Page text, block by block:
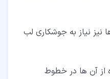
نیز نیاز به جوشکاری لب
از آن ها در خطوط